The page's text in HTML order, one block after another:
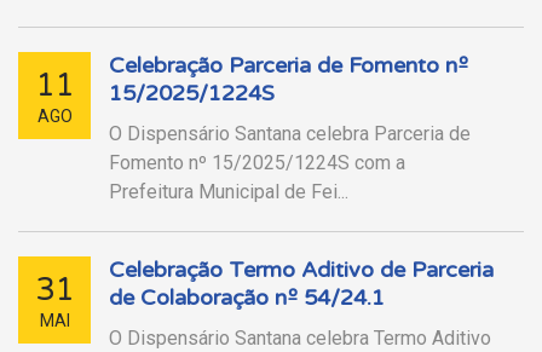
11
AGO
Celebração Parceria de Fomento nº
15/2025/1224S
O Dispensário Santana celebra Parceria de
Fomento nº 15/2025/1224S com a
Prefeitura Municipal de Fei...
31
MAI
Celebração Termo Aditivo de Parceria
de Colaboração nº 54/24.1
O Dispensário Santana celebra Termo Aditivo